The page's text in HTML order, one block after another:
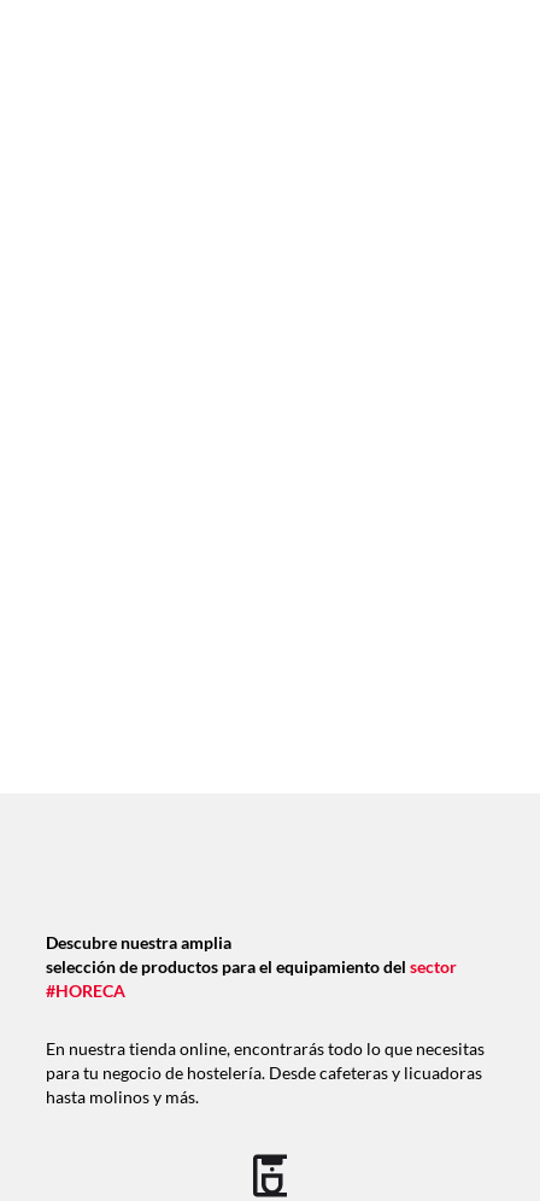
Descubre nuestra amplia
selección de productos para el equipamiento del sector
#HORECA
En nuestra tienda online, encontrarás todo lo que necesitas
para tu negocio de hostelería. Desde cafeteras y licuadoras
hasta molinos y más.